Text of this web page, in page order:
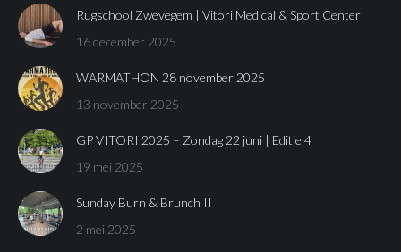
Rugschool Zwevegem | Vitori Medical & Sport Center
16 december 2025
WARMATHON 28 november 2025
13 november 2025
GP VITORI 2025 – Zondag 22 juni | Editie 4
19 mei 2025
Sunday Burn & Brunch II
2 mei 2025